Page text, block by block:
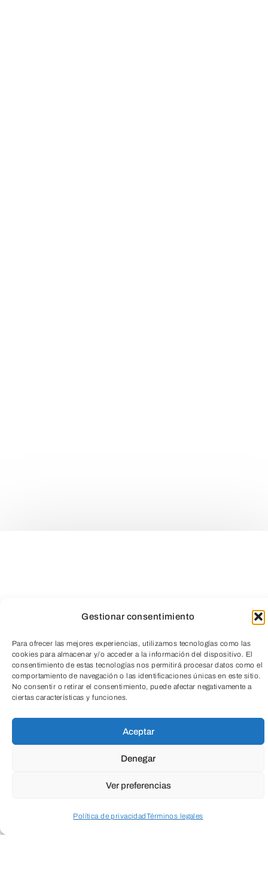
Gestionar consentimiento
Para ofrecer las mejores experiencias, utilizamos tecnologías como las
cookies para almacenar y/o acceder a la información del dispositivo. El
consentimiento de estas tecnologías nos permitirá procesar datos como el
comportamiento de navegación o las identificaciones únicas en este sitio.
No consentir o retirar el consentimiento, puede afectar negativamente a
ciertas características y funciones.
Aceptar
Denegar
Ver preferencias
Política de privacidadTérminos legales
TeleEntradas
SOMBRAS EN EL MURO